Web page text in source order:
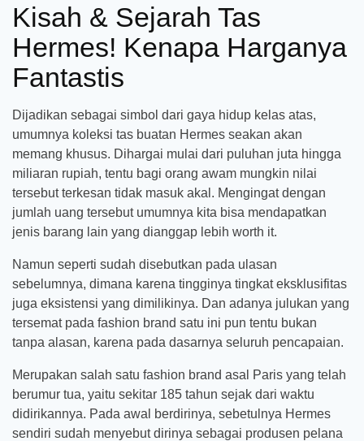
Kisah & Sejarah Tas
Hermes! Kenapa Harganya
Fantastis
Dijadikan sebagai simbol dari gaya hidup kelas atas,
umumnya koleksi tas buatan Hermes seakan akan
memang khusus. Dihargai mulai dari puluhan juta hingga
miliaran rupiah, tentu bagi orang awam mungkin nilai
tersebut terkesan tidak masuk akal. Mengingat dengan
jumlah uang tersebut umumnya kita bisa mendapatkan
jenis barang lain yang dianggap lebih worth it.
Namun seperti sudah disebutkan pada ulasan
sebelumnya, dimana karena tingginya tingkat eksklusifitas
juga eksistensi yang dimilikinya. Dan adanya julukan yang
tersemat pada fashion brand satu ini pun tentu bukan
tanpa alasan, karena pada dasarnya seluruh pencapaian.
Merupakan salah satu fashion brand asal Paris yang telah
berumur tua, yaitu sekitar 185 tahun sejak dari waktu
didirikannya. Pada awal berdirinya, sebetulnya Hermes
sendiri sudah menyebut dirinya sebagai produsen pelana